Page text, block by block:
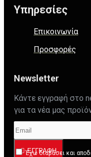
Υπηρεσίες
Επικοινωνία
Προσφορές
Newsletter
Κάντε εγγραφή στο
για τα νέα μας
ΕΓΓΡΑΦΉ
Έχω διαβάσει και